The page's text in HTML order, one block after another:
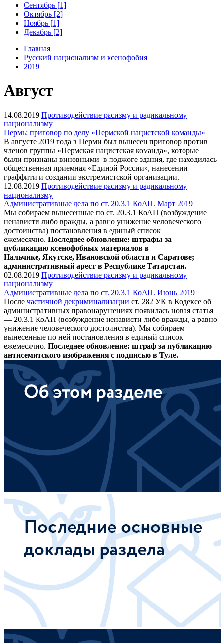
Сентябрь [1]
Октябрь [2]
Ноябрь [1]
Декабрь [2]
Главная
Русский национализм и ксенофобия
2019
Август
14.08.2019 Противодействие расизму и радикальному
национализму
Пермь: приговор по делу «Пермской нацистской команды»
В августе 2019 года в Перми был вынесен приговор против
членов группы «Пермская нацистская команда», которые
были признаны виновными в поджоге здания, где находилась
общественная приемная «Единой России», нанесении
граффити и создании экстремистской организации.
12.08.2019 Противодействие расизму и радикальному
национализму
Административные дела по ст. 20.3.1 КоАП. Март 2019
Мы собираем вынесенные по ст. 20.3.1 КоАП (возбуждение
ненависти либо вражды, а равно унижение человеческого
достоинства) постановления в единый список
ежемесячно. Последнее обновление: штрафы за
публикацию ксенофобных материалов в
Нальчике, Якутске, Ивановской области и Саратове;
административный арест в Республике Татарстан.
02.08.2019 Противодействие расизму и радикальному
национализму
Административные дела по ст. 20.3.1 КоАП. Июнь 2019
После частичной декриминализации ст. 282 УК в Кодексе об
административных правонарушениях появилась новая статья
— 20.3.1 КоАП (возбуждение ненависти либо вражды, а равно
унижение человеческого достоинства). Мы собираем
вынесенные по ней постановления в единый список
ежемесячно. Последнее обновление: штраф за публикацию
антисемитского изображения с подписью в Туле.